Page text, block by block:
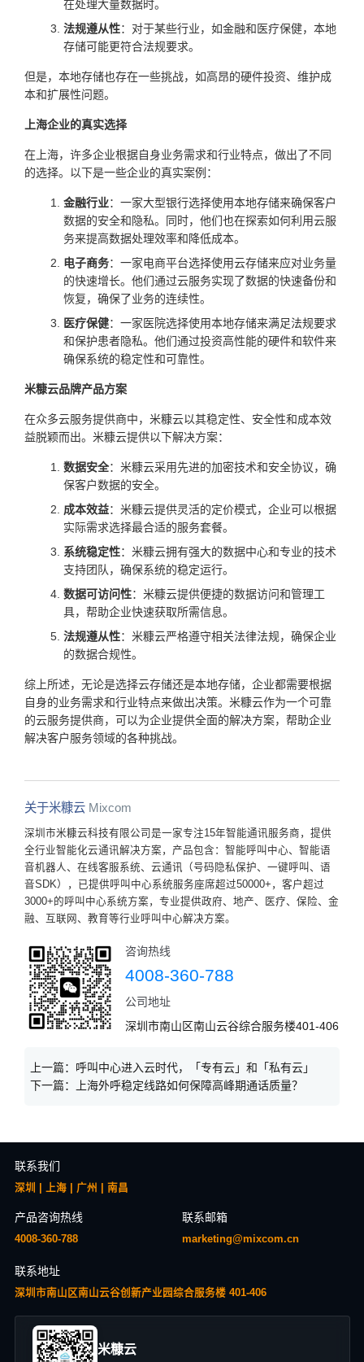
在处理大量数据时。
法规遵从性：对于某些行业，如金融和医疗保健，本地
存储可能更符合法规要求。
但是，本地存储也存在一些挑战，如高昂的硬件投资、维护成
本和扩展性问题。
上海企业的真实选择
在上海，许多企业根据自身业务需求和行业特点，做出了不同
的选择。以下是一些企业的真实案例：
金融行业：一家大型银行选择使用本地存储来确保客户
数据的安全和隐私。同时，他们也在探索如何利用云服
务来提高数据处理效率和降低成本。
电子商务：一家电商平台选择使用云存储来应对业务量
的快速增长。他们通过云服务实现了数据的快速备份和
恢复，确保了业务的连续性。
医疗保健：一家医院选择使用本地存储来满足法规要求
和保护患者隐私。他们通过投资高性能的硬件和软件来
确保系统的稳定性和可靠性。
米糠云品牌产品方案
在众多云服务提供商中，米糠云以其稳定性、安全性和成本效
益脱颖而出。米糠云提供以下解决方案：
数据安全：米糠云采用先进的加密技术和安全协议，确
保客户数据的安全。
成本效益：米糠云提供灵活的定价模式，企业可以根据
实际需求选择最合适的服务套餐。
系统稳定性：米糠云拥有强大的数据中心和专业的技术
支持团队，确保系统的稳定运行。
数据可访问性：米糠云提供便捷的数据访问和管理工
具，帮助企业快速获取所需信息。
法规遵从性：米糠云严格遵守相关法律法规，确保企业
的数据合规性。
综上所述，无论是选择云存储还是本地存储，企业都需要根据
自身的业务需求和行业特点来做出决策。米糠云作为一个可靠
的云服务提供商，可以为企业提供全面的解决方案，帮助企业
解决客户服务领域的各种挑战。
关于米糠云 Mixcom
深圳市米糠云科技有限公司是一家专注15年智能通讯服务商，提供
全行业智能化云通讯解决方案，产品包含：智能呼叫中心、智能语
音机器人、在线客服系统、云通讯（号码隐私保护、一键呼叫、语
音SDK），已提供呼叫中心系统服务座席超过50000+，客户超过
3000+的呼叫中心系统方案，专业提供政府、地产、医疗、保险、金
融、互联网、教育等行业呼叫中心解决方案。
咨询热线
4008-360-788
公司地址
深圳市南山区南山云谷综合服务楼401-406
上一篇： 呼叫中心进入云时代，「专有云」和「私有云」
下一篇：
上海外呼稳定线路如何保障高峰期通话质量？
联系我们
深圳 | 上海 | 广州 | 南昌
产品咨询热线
4008-360-788
联系邮箱
marketing@mixcom.cn
联系地址
深圳市南山区南山云谷创新产业园综合服务楼 401-406
米糠云